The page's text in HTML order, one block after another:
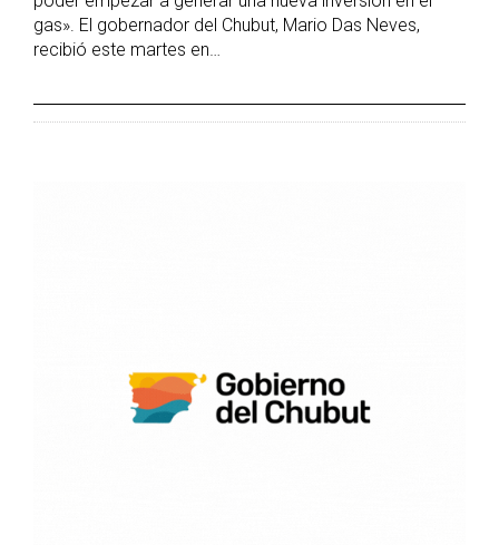
gas». El gobernador del Chubut, Mario Das Neves,
recibió este martes en…